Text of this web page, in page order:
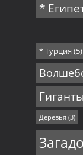
*
* Турция (5)
Деревья(3)